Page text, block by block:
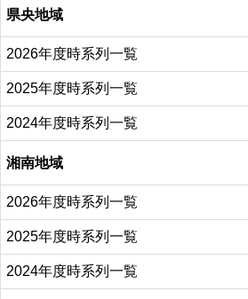
県央地域
2026年度時系列一覧
2025年度時系列一覧
2024年度時系列一覧
湘南地域
2026年度時系列一覧
2025年度時系列一覧
2024年度時系列一覧